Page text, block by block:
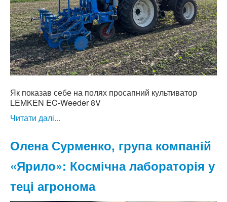
Як показав себе на полях просапний культиватор
LEMKEN EC-Weeder 8V
Читати далі...
Олена Сурменко, група компаній
«Ярило»: Космічна лабораторія у
теці агронома